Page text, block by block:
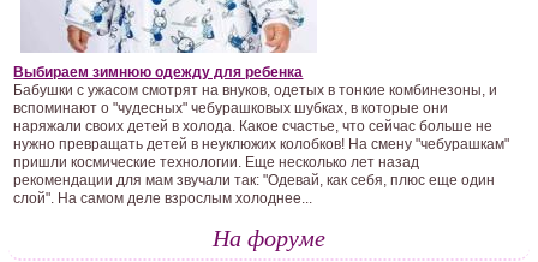
Выбираем зимнюю одежду для ребенка
Бабушки с ужасом смотрят на внуков, одетых в тонкие комбинезоны, и
вспоминают о "чудесных" чебурашковых шубках, в которые они
наряжали своих детей в холода. Какое счастье, что сейчас больше не
нужно превращать детей в неуклюжих колобков! На смену "чебурашкам"
пришли космические технологии. Еще несколько лет назад
рекомендации для мам звучали так: "Одевай, как себя, плюс еще один
слой". На самом деле взрослым холоднее...
На форуме